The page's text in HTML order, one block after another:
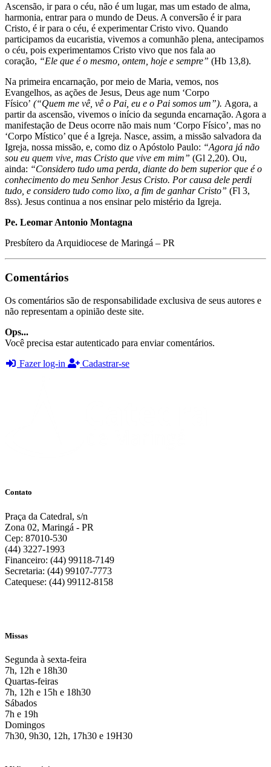
Ascensão, ir para o céu, não é um lugar, mas um estado de alma,
harmonia, entrar para o mundo de Deus. A conversão é ir para
Cristo, é ir para o céu, é experimentar Cristo vivo. Quando
participamos da eucaristia, vivemos a comunhão plena, antecipamos
o céu, pois experimentamos Cristo vivo que nos fala ao
coração, “Ele que é o mesmo, ontem, hoje e sempre” (Hb 13,8).
Na primeira encarnação, por meio de Maria, vemos, nos
Evangelhos, as ações de Jesus, Deus age num ‘Corpo
Físico’ (“Quem me vê, vê o Pai, eu e o Pai somos um”). Agora, a
partir da ascensão, vivemos o início da segunda encarnação. Agora a
manifestação de Deus ocorre não mais num ‘Corpo Físico’, mas no
‘Corpo Místico’ que é a Igreja. Nasce, assim, a missão salvadora da
Igreja, nossa missão, e, como diz o Apóstolo Paulo: “Agora já não
sou eu quem vive, mas Cristo que vive em mim” (Gl 2,20). Ou,
ainda: “Considero tudo uma perda, diante do bem superior que é o
conhecimento do meu Senhor Jesus Cristo. Por causa dele perdi
tudo, e considero tudo como lixo, a fim de ganhar Cristo” (Fl 3,
8ss). Jesus continua a nos ensinar pelo mistério da Igreja.
Pe. Leomar Antonio Montagna
Presbítero da Arquidiocese de Maringá – PR
Comentários
Os comentários são de responsabilidade exclusiva de seus autores e
não representam a opinião deste site.
Ops...
Você precisa estar autenticado para enviar comentários.
Fazer log-in
Cadastrar-se
Contato
Praça da Catedral, s/n
Zona 02, Maringá - PR
Cep: 87010-530
(44) 3227-1993
Financeiro: (44) 99118-7149
Secretaria: (44) 99107-7773
Catequese: (44) 99112-8158
Missas
Segunda à sexta-feira
7h, 12h e 18h30
Quartas-feiras
7h, 12h e 15h e 18h30
Sábados
7h e 19h
Domingos
7h30, 9h30, 12h, 17h30 e 19H30